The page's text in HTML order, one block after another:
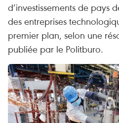
d’investissements de pays
des entreprises
premier plan, selon une
publiée par le Politburo.